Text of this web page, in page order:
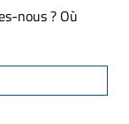
nous ? Où